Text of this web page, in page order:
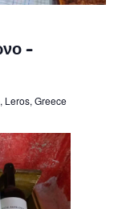
–
Leros, Greece